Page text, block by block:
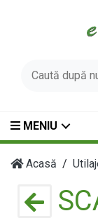
MENIU
Acasă